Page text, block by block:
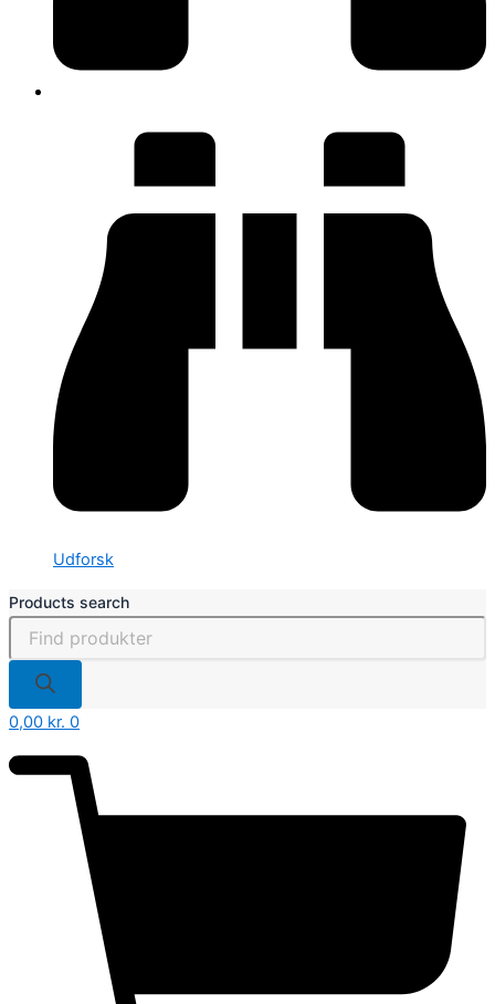
Udforsk
Products search
0,00 kr. 0